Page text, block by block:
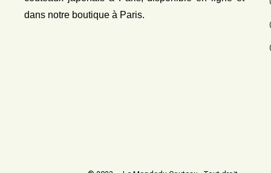
dans notre boutique à Paris.